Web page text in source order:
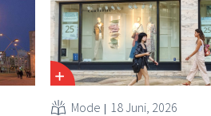
Mode 18 Juni, 2026